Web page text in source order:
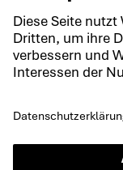
Impressum
Datenschutz